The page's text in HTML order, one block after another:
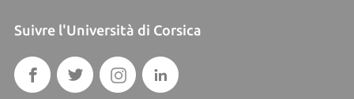
Suivre l'Università di Corsica